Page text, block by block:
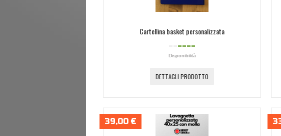
Cartellina basket personalizzata
Disponibilità
DETTAGLI PRODOTTO
39,00 €